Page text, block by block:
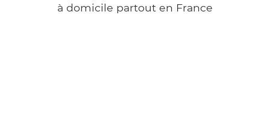
à domicile partout en France